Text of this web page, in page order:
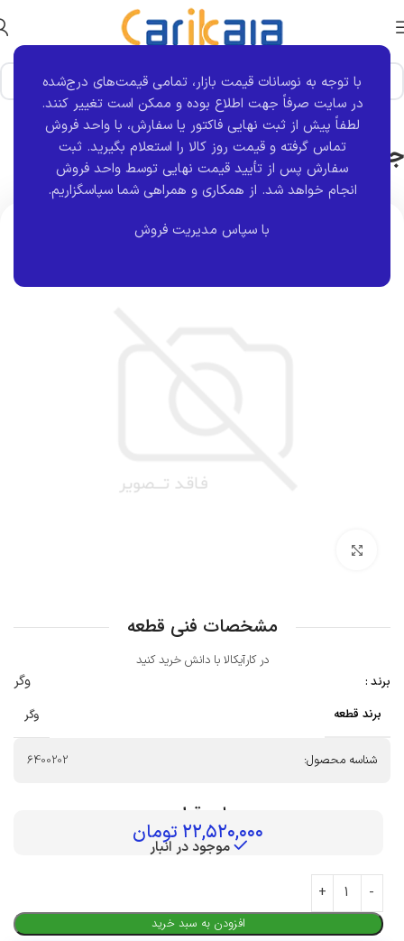
با توجه به نوسانات قیمت بازار، تمامی قیمت‌های درج‌شده
در سایت صرفاً جهت اطلاع بوده و ممکن است تغییر کنند.
لطفاً پیش از ثبت نهایی فاکتور یا سفارش، با واحد فروش
تماس گرفته و قیمت روز کالا را استعلام بگیرید. ثبت
سفارش پس از تأیید قیمت نهایی توسط واحد فروش
انجام خواهد شد. از همکاری و همراهی شما سپاسگزاریم.
با سپاس مدیریت فروش
خانه برند قطعه ماناپارت وگر
جعبه فرمان پراید | وگر Weger
مشخصات فنی قطعه
در کارآیکالا با دانش خرید کنید
برند :
وگر
برند قطعه وگر
شناسه محصول: 6400202
بهای قطعه :
۲۲,۵۲۰,۰۰۰ تومان
موجود در انبار
افزودن به سبد خرید